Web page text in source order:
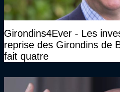
Girondins4Ever - Les
reprise des Girondins de
fait quatre